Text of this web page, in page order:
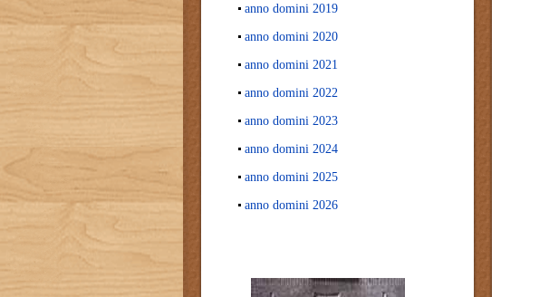
anno domini 2019
anno domini 2020
anno domini 2021
anno domini 2022
anno domini 2023
anno domini 2024
anno domini 2025
anno domini 2026